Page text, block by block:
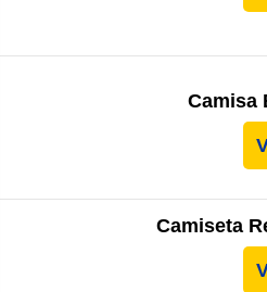
Camisa
Camiseta